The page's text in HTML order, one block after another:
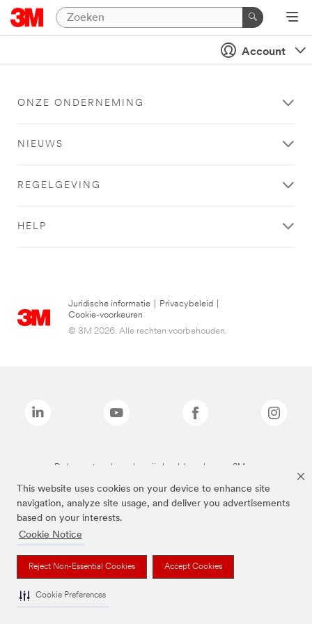
This website uses cookies on your device to enhance site
navigation, analyze site usage, and deliver you advertisements
based on your interests.
Cookie Notice
Reject Non-Essential Cookies Accept Cookies
Cookie Preferences
Account
ONZE ONDERNEMING
NIEUWS
REGELGEVING
HELP
Juridische informatie Privacybeleid
Cookie-voorkeuren
© 3M 2026. Alle rechten voorbehouden.
De bovenstaande merken zijn handelsmerken van 3M.we